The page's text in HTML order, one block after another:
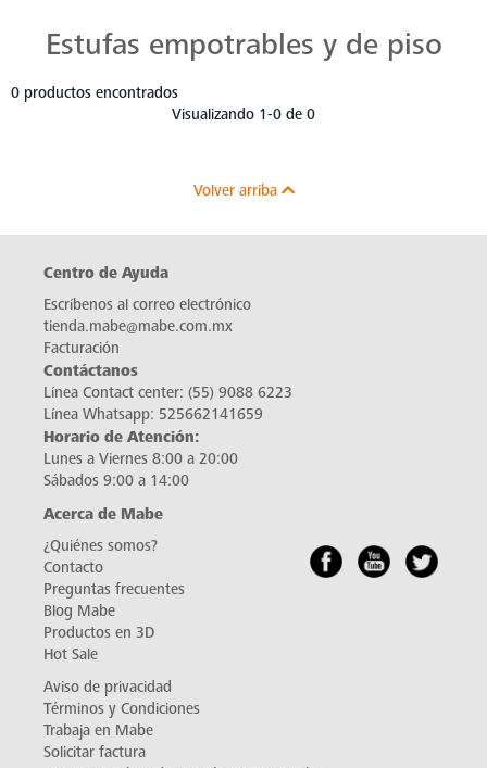
Estufas empotrables y de piso
0 productos encontrados
Visualizando 1-0 de 0
Volver arriba
Centro de Ayuda
Escríbenos al correo electrónico
tienda.mabe@mabe.com.mx
Facturación
Contáctanos
Línea Contact center: (55) 9088 6223
Línea Whatsapp: 525662141659
Horario de Atención:
Lunes a Viernes 8:00 a 20:00
Sábados 9:00 a 14:00
Acerca de Mabe
¿Quiénes somos?
Contacto
Preguntas frecuentes
Blog Mabe
Productos en 3D
Hot Sale
Aviso de privacidad
Términos y Condiciones
Trabaja en Mabe
Solicitar factura